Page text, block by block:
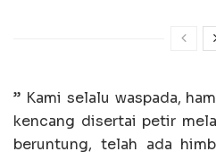
” Kami selalu waspada,
kencang disertai petir
beruntung, telah ada